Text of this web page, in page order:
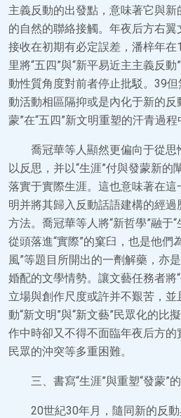
主義反動的出發點，意味著它與
的自然的聯絡接觸。年夜后方右翼
接收在初期有必定誤差，潘梓年在
里將“五四”與“新平易近主主義反
動性質角度對前者停止批駁。39但
動活動相區隔抑或是內化于新的反
蒙”在“五四”新文明重塑的汗青過程
喬冠華等人顯然更偏向于從思
以反思，并以“生涯”付與發蒙新的
落實于實際生涯。這也意味著在這
明并將其歸入反動話語建構的經
方法。喬冠華等人將“新哲學”融于
從頭落進“實際”的窠臼，也是他們
風”等題目所開出的一劑解藥，亦
婚配的文學情勢。讓文藝任務者將
立場與創作尺度或許并不艱苦，
動“新文明”與“新文藝”民眾化的比
作中時卻又不得不面臨年夜后方
民眾的沖突等多重困難。
三、書寫“生涯”與重塑“發蒙”
20世紀30年月，隨同新的反